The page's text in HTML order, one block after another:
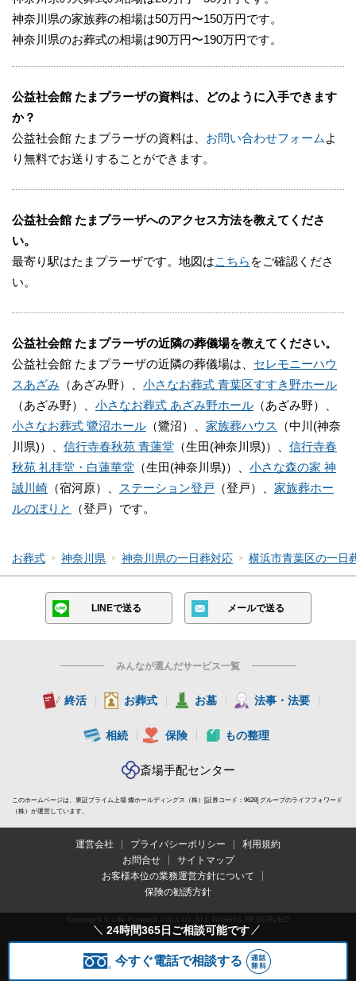
葬儀の全体がイメージできた後は、式場の設備見学を
します。
い生活様式に応じて相談が可能です。
公益社会館 たまプラーザのご利用時の注意点
介します。
公益社会館 たまプラーザのご利用を検討される
電話番号「 0120-24-1234」にお電話をお願いしま
す。
24時間受付けていますので、早朝でも深夜でもかまい
ません。
葬儀のことが何もわからなくても、お電話口でご状況
をお伺いしながら適切にアドバイスいたします。
公益社会館 たまプラーザの駐車場について
す。
駐車可能台数は、15台です。
公益社会館 たまプラーザは「一般葬」を執り行える
そのため、利用状況によっては、駐車場を利用できな
車での来場をお考えの方は、事前に駐車場の利用状況
や近隣のパーキングを調べておくことをおすすめしま
公益社会館 たまプラーザの火葬場について
公益社会館 たまプラーザには、火葬の設備はありま
そのため、お葬式の後に近隣の火葬場（火葬施設）に
霊柩車で出棺して、火葬場到着後に荼毘（火葬）にふ
す流れになります。
公益社会館 たまプラーザ周辺の火葬場としては「横
浜市北部斎場」があります。
神奈川県の家族葬の相場は50万円〜150万円です。
神奈川県のお葬式の相場は90万円〜190万円です。
公益社会館 たまプラーザの資料は、どのように入手できます
か？
公益社会館 たまプラーザの資料は、 お問い合わせフォーム よ
り無料でお送りすることができます。
公益社会館 たまプラーザへのアクセス方法を教えてくださ
い。
最寄り駅はたまプラーザです。地図はこちら をご確認くださ
い。
公益社会館 たまプラーザの近隣の葬儀場を教えてください。
公益社会館 たまプラーザの近隣の葬儀場は、 セレモニーハウ
スあざみ （あざみ野）、 小さなお葬式 青葉区すすき野ホール
（あざみ野）、 小さなお葬式 あざみ野ホール （あざみ野）、
小さなお葬式 鷺沼ホール （鷺沼）、 家族葬ハウス
（中川(神奈
川県)）、 信行寺春秋苑 青蓮堂 （生田(神奈川県)）、 信行寺春
秋苑 礼拝堂・白蓮華堂 （生田(神奈川県)）、 小さな森の家 神
誠川崎 （宿河原）、 ステーション登戸 （登戸）、 家族葬ホー
ルのぼりと
（登戸）です。
お葬式 神奈川県 神奈川県の一日葬対応 横浜市青葉区の一日
24時間365日ご相談可能です
今すぐ電話で相談する
LINEで送る メールで送る
みんなが選んだサービス一覧
終活 お葬式 お墓 法事・法要
相続 保険 もの整理
斎場手配センター
このホームページは、東証プライム上場 燦ホールディングス（株）[証券コード：9628] グループのライフフォワード
（株）が運営しています。
運営会社 プライバシーポリシー
利用規約
お問合せ
サイトマップ
お客様本位の業務運営方針について
保険の勧誘方針
Copyright © Life Forward CO.,LTD. ALL RIGHTS RESERVED